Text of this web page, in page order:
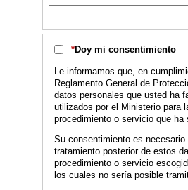
*Doy mi consentimiento
Le informamos que, en
Reglamento General de
datos personales que usted ha
utilizados por el Ministerio para
procedimiento o servicio que ha
Su consentimiento es necesario
tratamiento posterior de estos
procedimiento o servicio
los cuales no sería posible